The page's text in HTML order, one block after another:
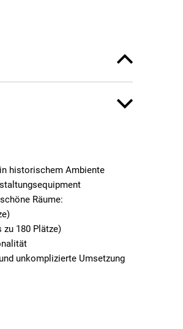
historischem Ambiente
Räume:
zu 180 Plätze)
unkomplizierte Umsetzung